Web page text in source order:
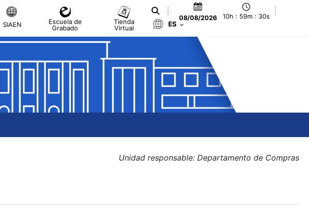
SIAEN
Escuela de
Grabado
Tienda
Virtual
08/08/2026 10h : 59m : 30s
ES
Unidad responsable: Departamento de Compras